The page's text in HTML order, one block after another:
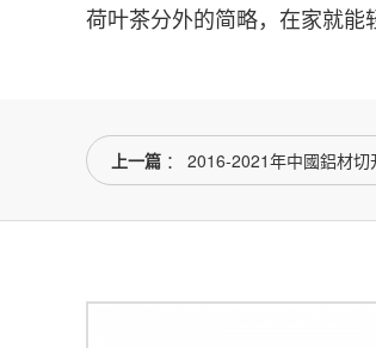
荷叶茶分外的简略，在家就能
上一篇 ： 2016-2021年中國鋁材